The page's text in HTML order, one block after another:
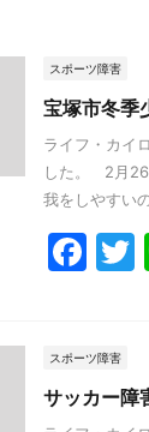
スポーツ障害
宝塚市冬季
ライフ・カイ
した。 2月26
我をしやすい
F
e
b
スポーツ障害
サッカー障